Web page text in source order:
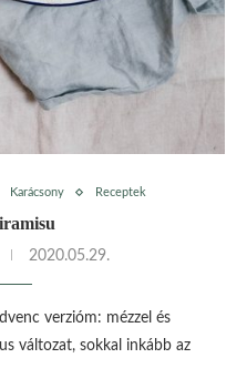
Karácsony Receptek
2020.05.29.
verzióm: mézzel és
változat, sokkal inkább az